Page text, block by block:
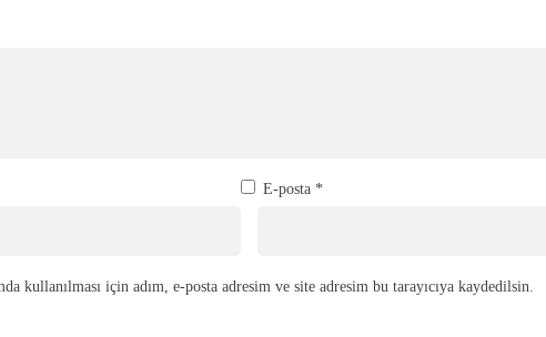
E-posta *
kullanılması için adım, e-posta adresim ve site adresim bu tarayıcıya kaydedilsin.